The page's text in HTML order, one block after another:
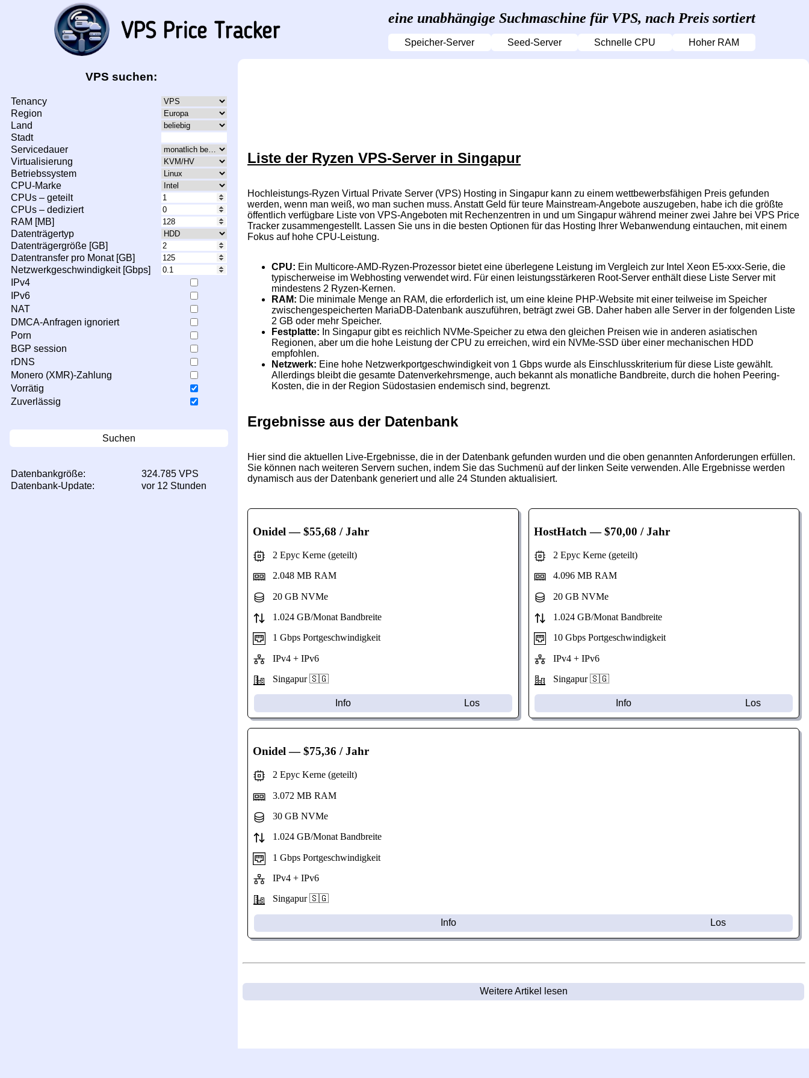
eine unabhängige Suchmaschine für VPS, nach Preis sortiert
Speicher-Server Seed-Server Schnelle CPU Hoher RAM
VPS suchen:
Tenancy
Region
Land
Stadt
Servicedauer
Virtualisierung
Betriebssystem
CPU-Marke
CPUs – geteilt
CPUs – dediziert
RAM [MB]
Datenträgertyp
Datenträgergröße [GB]
Datentransfer pro Monat [GB]
Netzwerkgeschwindigkeit [Gbps]
IPv4
IPv6
NAT
DMCA-Anfragen ignoriert
Porn
BGP session
rDNS
Monero (XMR)-Zahlung
Vorrätig
Zuverlässig
Suchen
Datenbankgröße:
324.785 VPS
Datenbank-Update:
vor 12 Stunden
Liste der Ryzen VPS-Server in Singapur
Hochleistungs-Ryzen Virtual Private Server (VPS) Hosting in Singapur kann zu einem wettbewerbsfähigen Preis gefunden
werden, wenn man weiß, wo man suchen muss. Anstatt Geld für teure Mainstream-Angebote auszugeben, habe ich die größte
öffentlich verfügbare Liste von VPS-Angeboten mit Rechenzentren in und um Singapur während meiner zwei Jahre bei VPS Price
Tracker zusammengestellt. Lassen Sie uns in die besten Optionen für das Hosting Ihrer Webanwendung eintauchen, mit einem
Fokus auf hohe CPU-Leistung.
CPU: Ein Multicore-AMD-Ryzen-Prozessor bietet eine überlegene Leistung im Vergleich zur Intel Xeon E5-xxx-Serie, die
typischerweise im Webhosting verwendet wird. Für einen leistungsstärkeren Root-Server enthält diese Liste Server mit
mindestens 2 Ryzen-Kernen.
RAM: Die minimale Menge an RAM, die erforderlich ist, um eine kleine PHP-Website mit einer teilweise im Speicher
zwischengespeicherten MariaDB-Datenbank auszuführen, beträgt zwei GB. Daher haben alle Server in der folgenden Liste
2 GB oder mehr Speicher.
Festplatte: In Singapur gibt es reichlich NVMe-Speicher zu etwa den gleichen Preisen wie in anderen asiatischen
Regionen, aber um die hohe Leistung der CPU zu erreichen, wird ein NVMe-SSD über einer mechanischen HDD
empfohlen.
Netzwerk: Eine hohe Netzwerkportgeschwindigkeit von 1 Gbps wurde als Einschlusskriterium für diese Liste gewählt.
Allerdings bleibt die gesamte Datenverkehrsmenge, auch bekannt als monatliche Bandbreite, durch die hohen Peering-
Kosten, die in der Region Südostasien endemisch sind, begrenzt.
Ergebnisse aus der Datenbank
Hier sind die aktuellen Live-Ergebnisse, die in der Datenbank gefunden wurden und die oben genannten Anforderungen erfüllen.
Sie können nach weiteren Servern suchen, indem Sie das Suchmenü auf der linken Seite verwenden. Alle Ergebnisse werden
dynamisch aus der Datenbank generiert und alle 24 Stunden aktualisiert.
Onidel — $55,68 / Jahr
2 Epyc Kerne (geteilt)
2.048 MB RAM
20 GB NVMe
1.024 GB/Monat Bandbreite
1 Gbps Portgeschwindigkeit
IPv4 + IPv6
Singapur 🇸🇬
Info Los
HostHatch — $70,00 / Jahr
2 Epyc Kerne (geteilt)
4.096 MB RAM
20 GB NVMe
1.024 GB/Monat Bandbreite
10 Gbps Portgeschwindigkeit
IPv4 + IPv6
Singapur 🇸🇬
Info Los
Onidel— $75,36 / Jahr
2 Epyc Kerne (geteilt)
3.072 MB RAM
30 GB NVMe
1.024 GB/Monat Bandbreite
1 Gbps Portgeschwindigkeit
IPv4 + IPv6
Singapur 🇸🇬
Info Los
Weitere Artikel lesen